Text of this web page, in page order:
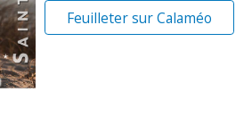
Feuilleter sur Calaméo